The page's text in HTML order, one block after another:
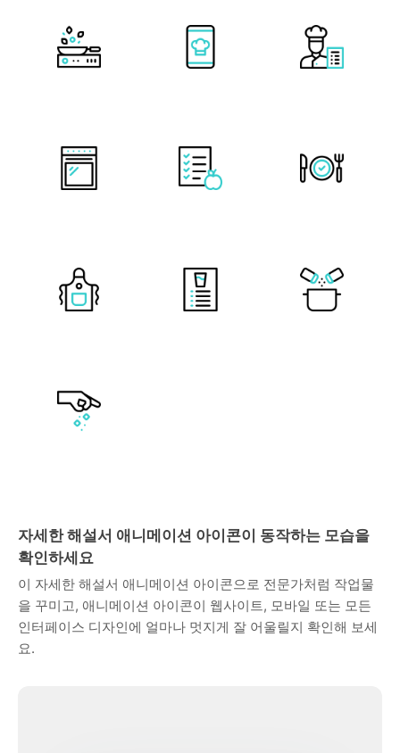
자세한 해설서 애니메이션 아이콘이 동작하는 모습을
확인하세요
이 자세한 해설서 애니메이션 아이콘으로 전문가처럼 작업물
을 꾸미고, 애니메이션 아이콘이 웹사이트, 모바일 또는 모든
인터페이스 디자인에 얼마나 멋지게 잘 어울릴지 확인해 보세
요.